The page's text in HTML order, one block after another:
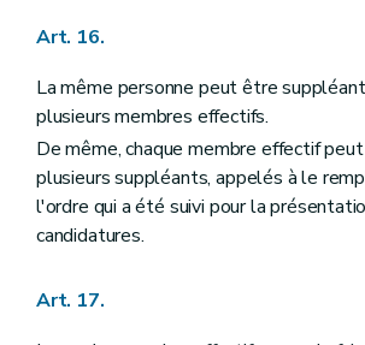
Art. 16.
La même personne peut être
plusieurs membres effectifs.
De même, chaque membre effectif
plusieurs suppléants, appelés à le
l'ordre qui a été suivi pour la
candidatures.
Art. 17.